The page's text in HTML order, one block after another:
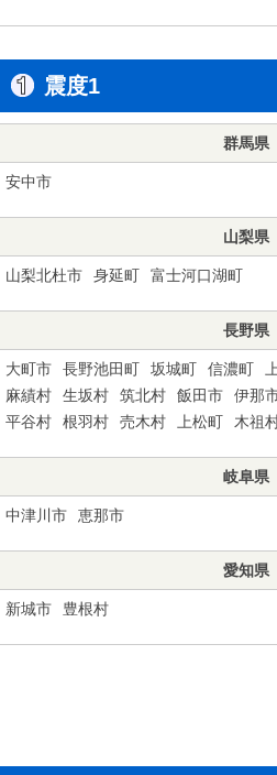
震度1
群馬県
安中市
山梨県
山梨北杜市 身延町 富士河口湖町
長野県
大町市 長野池田町 坂城町 信濃町
麻績村
生坂村 筑北村 飯田市 伊那
平谷村
根羽村 売木村 上松町 木祖
岐阜県
中津川市 恵那市
愛知県
新城市 豊根村